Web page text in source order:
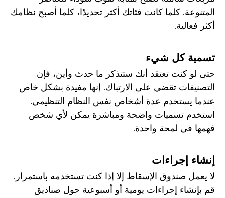
المتنوعة. كلما كانت فئاتك أكثر تحديدًا، كلما أصبح نظامك
أكثر فعالية.
تسمية كل شيء
حتى لو كنت تعتقد أنك ستتذكر ما حدث وأين، فإن
التصنيفات تقضي على الارتباك. إنها مفيدة بشكل خاص
عندما يستخدم عدة أشخاص نفس النظام التنظيمي.
استخدم تسميات واضحة ومباشرة يمكن لأي شخص
فهمها في لمحة واحدة.
إنشاء إجراءات
لا يعمل صندوق الإسقاط إلا إذا كنت تستخدمه باستمرار.
قم بإنشاء إجراءات يومية أو أسبوعية حول صناديق